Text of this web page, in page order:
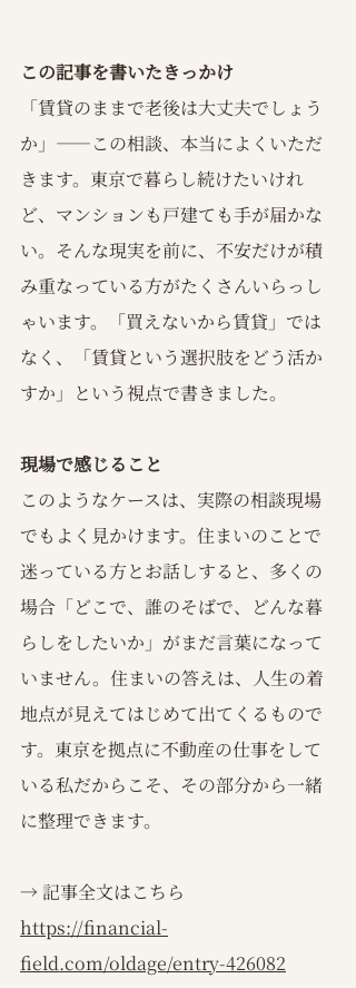
この記事を書いたきっかけ
「賃貸のままで老後は大丈夫でしょう
か」——この相談、本当によくいただ
きます。東京で暮らし続けたいけれ
ど、マンションも戸建ても手が届かな
い。そんな現実を前に、不安だけが積
み重なっている方がたくさんいらっし
ゃいます。「買えないから賃貸」では
なく、「賃貸という選択肢をどう活か
すか」という視点で書きました。
現場で感じること
このようなケースは、実際の相談現場
でもよく見かけます。住まいのことで
迷っている方とお話しすると、多くの
場合「どこで、誰のそばで、どんな暮
らしをしたいか」がまだ言葉になって
いません。住まいの答えは、人生の着
地点が見えてはじめて出てくるもので
す。東京を拠点に不動産の仕事をして
いる私だからこそ、その部分から一緒
に整理できます。
→ 記事全文はこちら
https://financial-
field.com/oldage/entry-426082